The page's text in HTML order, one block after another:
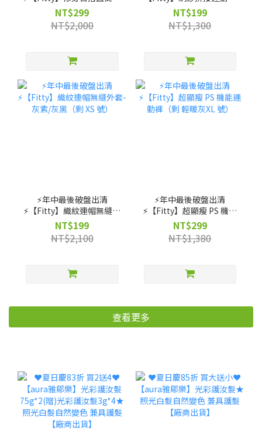
（剩 XS, S, M, L, XL, 2XL
號）
NT$299
NT$2,000
衣(黑色)（剩 XS, S, M 號）
NT$199
NT$1,300
⚡️年中最後破盤出清
⚡️【Fitty】織紋連帽無縫外
套-灰紫/灰黑（剩 XS 號）
NT$199
NT$2,100
⚡️年中最後破盤出清
⚡️【Fitty】超顯瘦 PS 機能
運動褲（剩 輕暖灰XL 號）
NT$299
NT$1,380
查看更多